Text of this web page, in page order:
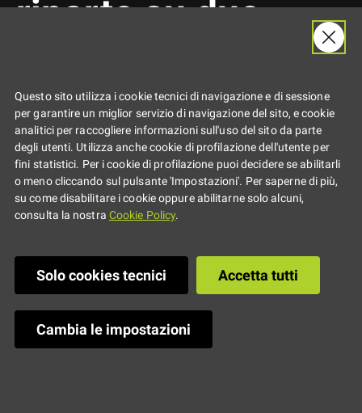
riparte su due
Investimento di oltre 3 milioni di
euro. Come funziona il bonus
mobilità
approvato un
pacchetto di norme
Questo sito utilizza i cookie tecnici di navigazione e di sessione
per garantire un miglior servizio di navigazione del sito, e cookie
analitici per raccogliere informazioni sull'uso del sito da parte
degli utenti. Utilizza anche cookie di profilazione dell'utente per
fini statistici. Per i cookie di profilazione puoi decidere se abilitarli
o meno cliccando sul pulsante 'Impostazioni'. Per saperne di più,
su come disabilitare i cookie oppure abilitarne solo alcuni,
consulta la nostra Cookie Policy.
Solo cookies tecnici Accetta tutti
Cambia le impostazioni